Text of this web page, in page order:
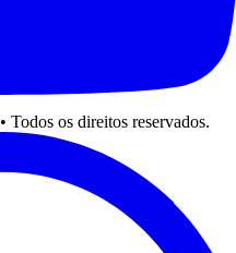
• Todos os direitos reservados.